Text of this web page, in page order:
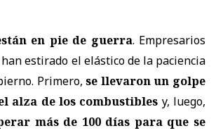
en pie de guerra. Empresarios
estirado el elástico de la paciencia
Primero,se llevaron un golpe
alza de los combustibles y, luego,
más de 100 días para que se